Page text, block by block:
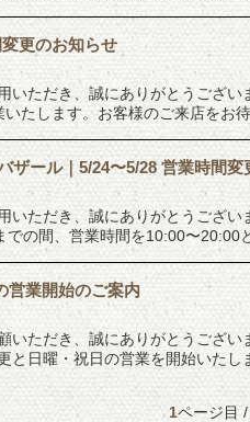
更のお知らせ
いただき、誠にありがとうござ
たします。お客様のご来店をお
ザール｜5/24〜5/28 営業時間変
いただき、誠にありがとうござ
での間、営業時間を10:00〜20:00
営業開始のご案内
いただき、誠にありがとうござ
と日曜・祝日の営業を開始いた
1ページ目